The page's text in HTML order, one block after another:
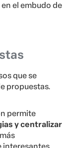
el embudo de
que se
propuestas.
permite
y centralizar